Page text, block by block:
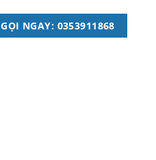
GỌI NGAY: 0353911868